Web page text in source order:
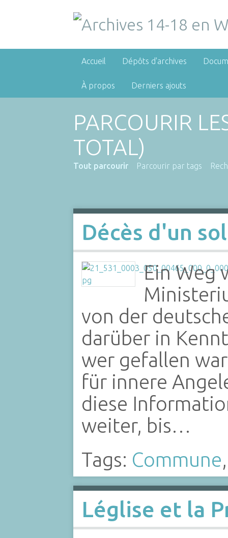
Accueil Dépôts d'archives
À propos Derniers ajouts
PARCOURIR
TOTAL)
Tout parcourir Parcourir par tags
Décès d'un
Ein Weg
von der
darüber in
wer gefallen
für innere
diese
weiter, bis…
Tags: Commune
Léglise et la